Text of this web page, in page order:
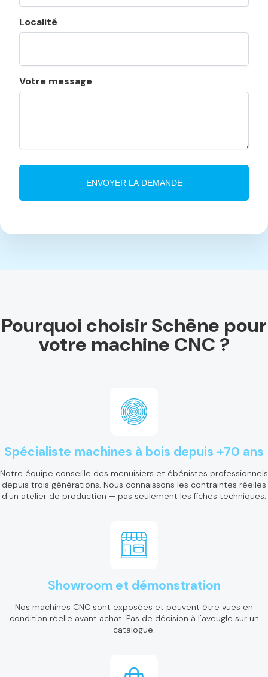
Localité
Votre message
Pourquoi choisir Schêne pour
votre machine CNC ?
Spécialiste machines à bois depuis +70 ans
Notre équipe conseille des menuisiers et ébénistes professionnels
depuis trois générations. Nous connaissons les contraintes réelles
d'un atelier de production — pas seulement les fiches techniques.
Showroom et démonstration
Nos machines CNC sont exposées et peuvent être vues en
condition réelle avant achat. Pas de décision à l'aveugle sur un
catalogue.